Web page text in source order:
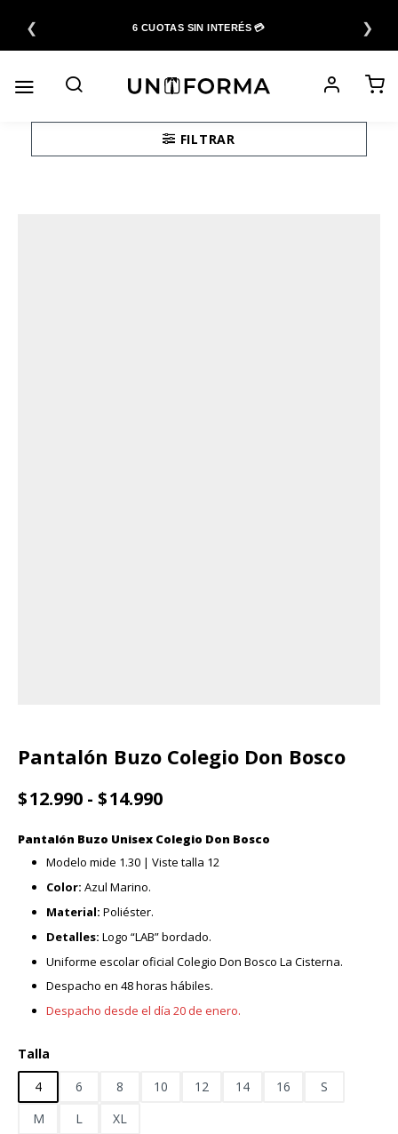
contenido
❮ 6 CUOTAS SIN INTERÉS 💳 ❯
FILTRAR
Pantalón Buzo Colegio Don Bosco
$12.990 - $14.990Rango
precios:
desde
$12.990
Pantalón Buzo Unisex Colegio Don Bosco
Modelo mide 1.30 | Viste talla 12
Color: Azul Marino.
Material: Poliéster.
Detalles: Logo “LAB” bordado.
Uniforme escolar oficial Colegio Don Bosco La Cisterna.
Despacho en 48 horas hábiles.
Despacho desde el día 20 de enero.
Talla
4
6 8 10 12 14 16
S
M
L XL